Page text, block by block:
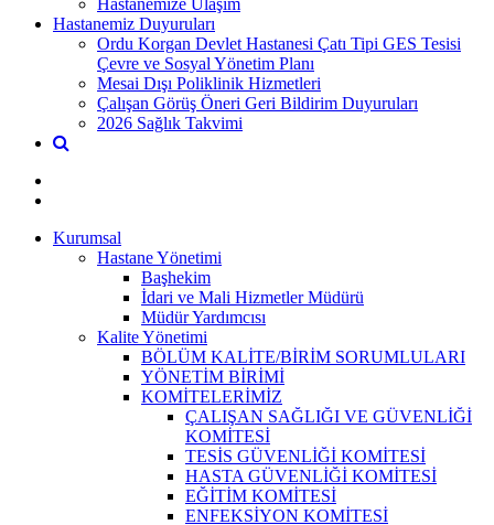
Hastanemiz Duyuruları
Ordu Korgan Devlet Hastanesi Çatı Tipi GES Tesisi
Çevre ve Sosyal Yönetim Planı
Mesai Dışı Poliklinik Hizmetleri
Çalışan Görüş Öneri Geri Bildirim Duyuruları
2026 Sağlık Takvimi
Kurumsal
Hastane Yönetimi
Başhekim
İdari ve Mali Hizmetler Müdürü
Müdür Yardımcısı
Kalite Yönetimi
BÖLÜM KALİTE/BİRİM SORUMLULARI
YÖNETİM BİRİMİ
KOMİTELERİMİZ
ÇALIŞAN SAĞLIĞI VE GÜVENLİĞİ
KOMİTESİ
TESİS GÜVENLİĞİ KOMİTESİ
HASTA GÜVENLİĞİ KOMİTESİ
EĞİTİM KOMİTESİ
ENFEKSİYON KOMİTESİ